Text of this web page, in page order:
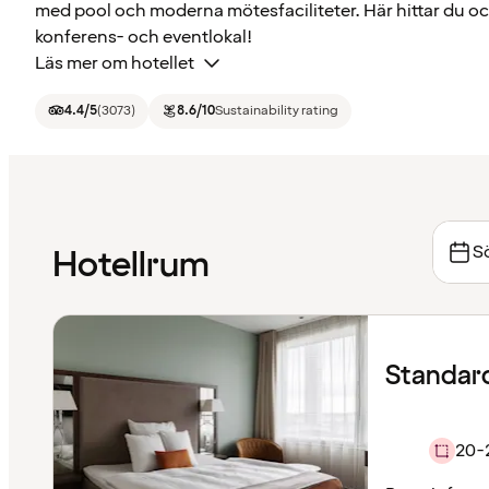
med pool och moderna mötesfaciliteter. Här hittar du
konferens- och eventlokal!
Läs mer om hotellet
4.4/5(3073) 8.6/10Sustainability rating
Hotellrum
20-